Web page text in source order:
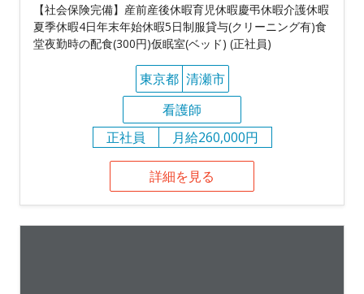
【社会保険完備】産前産後休暇育児休暇慶弔休暇介護休暇
夏季休暇4日年末年始休暇5日制服貸与(クリーニング有)食
堂夜勤時の配食(300円)仮眠室(ベッド) (正社員)
東京都 清瀬市
看護師
正社員
月給260,000円
詳細を見る